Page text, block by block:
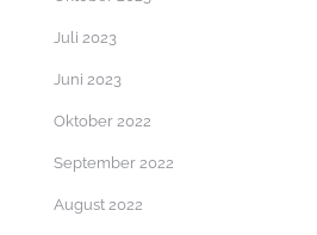
Juli 2023
Juni 2023
Oktober 2022
September 2022
August 2022